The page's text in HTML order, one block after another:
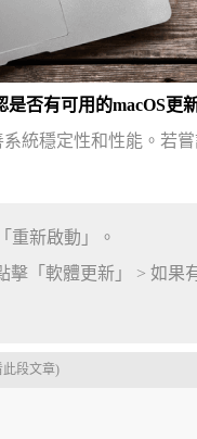
否有可用的macOS更
統穩定性和性能。若
重新啟動」。
「軟體更新」 > 如果
此段文章)